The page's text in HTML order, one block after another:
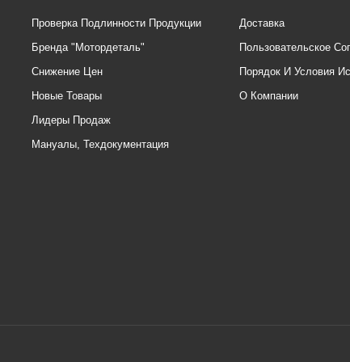
Проверка Подлинности Продукции
Бренда "Мотордеталь"
Снижение Цен
Новые Товары
Лидеры Продаж
Мануалы, Техдокументация
Доставка
Пользовательское
Порядок И Условия
О Компании